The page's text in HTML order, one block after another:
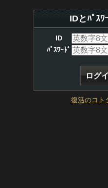
IDとﾊﾟｽﾜ
ID
ﾊﾟｽﾜｰﾄﾞ
復活のコト